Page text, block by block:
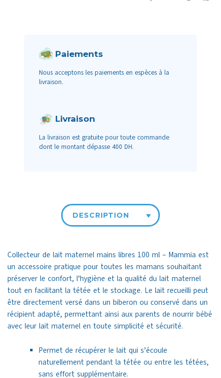
Paiements
Nous acceptons les paiements en espèces à la
livraison.
Livraison
La livraison est gratuite pour toute commande
dont le montant dépasse 400 DH.
DESCRIPTION
Collecteur de lait maternel mains libres 100 ml – Mammia est
un accessoire pratique pour toutes les mamans souhaitant
préserver le confort, l’hygiène et la qualité du lait maternel
tout en facilitant la tétée et le stockage. Le lait recueilli peut
être directement versé dans un biberon ou conservé dans un
récipient adapté, permettant ainsi aux parents de nourrir bébé
avec leur lait maternel en toute simplicité et sécurité.
Permet de récupérer le lait qui s’écoule
naturellement pendant la tétée ou entre les tétées,
sans effort supplémentaire.